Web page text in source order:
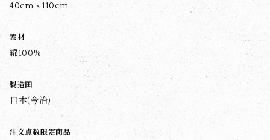
40cm × 110cm
素材
綿100%
製造国
日本(今治)
注文点数限定商品